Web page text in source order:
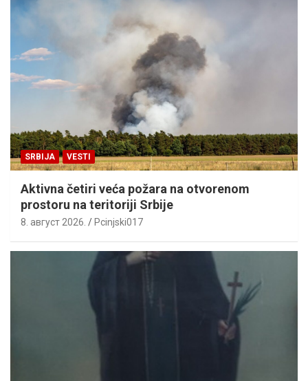
SRBIJA VESTI
Aktivna četiri veća požara na otvorenom
prostoru na teritoriji Srbije
8. август 2026. Pcinjski017